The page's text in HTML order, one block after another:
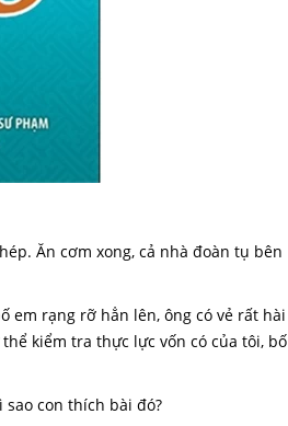
Ăn cơm xong, cả nhà đoàn tụ bên
rạng rỡ hẳn lên, ông có vẻ rất hài
kiểm tra thực lực vốn có của tôi, bố
con thích bài đó?